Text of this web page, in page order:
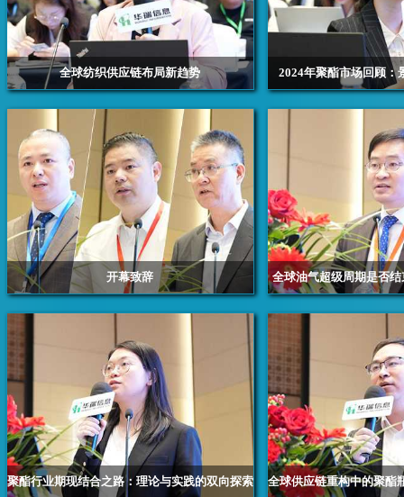
全球纺织供应链布局新趋势
浙江华瑞信息资讯股份有限公司资深分析师 程素敬
2024年聚酯市场回顾：
浙江华瑞信息资讯股份有
开幕致辞
桐昆集团总裁李圣军/前程石化聚酯事业部总经理何
涛/华瑞信息总经理赖天明
全球油气超级周期是否
Fidelity Energy捷成能源公
家 闫
聚酯行业期现结合之路：理论与实践的双向探索 全球供应链重构中的聚酯